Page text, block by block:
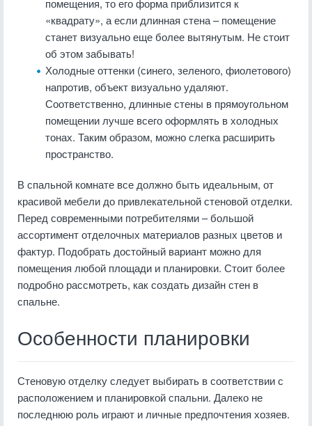
помещения, то его форма приблизится к
«квадрату», а если длинная стена – помещение
станет визуально еще более вытянутым. Не стоит
об этом забывать!
Холодные оттенки (синего, зеленого, фиолетового)
напротив, объект визуально удаляют.
Соответственно, длинные стены в прямоугольном
помещении лучше всего оформлять в холодных
тонах. Таким образом, можно слегка расширить
пространство.
В спальной комнате все должно быть идеальным, от
красивой мебели до привлекательной стеновой отделки.
Перед современными потребителями – большой
ассортимент отделочных материалов разных цветов и
фактур. Подобрать достойный вариант можно для
помещения любой площади и планировки. Стоит более
подробно рассмотреть, как создать дизайн стен в
спальне.
Особенности планировки
Стеновую отделку следует выбирать в соответствии с
расположением и планировкой спальни. Далеко не
последнюю роль играют и личные предпочтения хозяев.